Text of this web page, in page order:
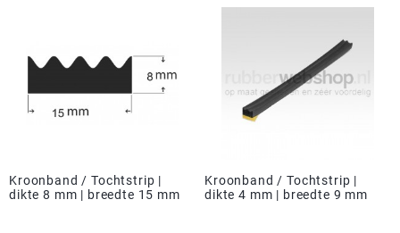
Kroonband / Tochtstrip |
dikte 8 mm | breedte 15 mm
Kroonband / Tochtstrip |
dikte 4 mm | breedte 9 mm